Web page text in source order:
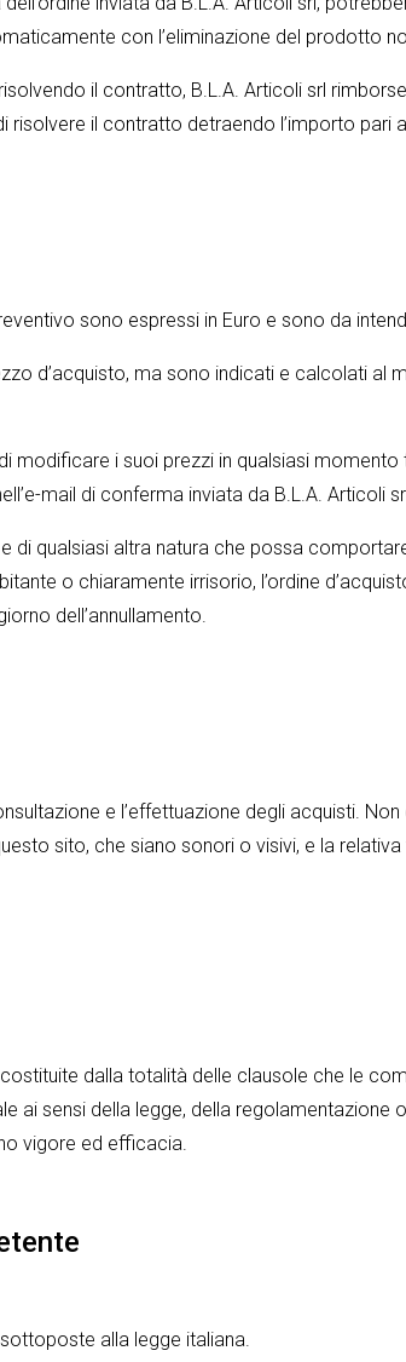
con l’eliminazione del prodotto
risolvendo il contratto, B.L.A. Articoli srl
risolvere il contratto detraendo l’importo pari
sono espressi in Euro e sono da
d’acquisto, ma sono indicati e calcolati
modificare i suoi prezzi in qualsiasi
mail di conferma inviata da B.L.A. Articoli
di qualsiasi altra natura che possa
o chiaramente irrisorio, l’ordine
dell’annullamento.
e l’effettuazione degli acquisti.
sito, che siano sonori o visivi, e la
dalla totalità delle clausole che le
ai sensi della legge, della regolamentazione
vigore ed efficacia.
alla legge italiana.